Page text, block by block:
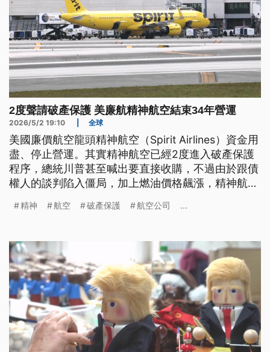
2度聲請破產保護 美廉航精神航空結束34年營運
2026/5/2 19:10 全球
美國廉價航空龍頭精神航空（Spirit Airlines）資金用
盡、停止營運。其實精神航空已經2度進入破產保護
程序，總統川普甚至喊出要直接收購，不過由於跟債
權人的談判陷入僵局，加上燃油價格飆漲，精神航空
司。
精神 航空 破產保護 航空公司 ...